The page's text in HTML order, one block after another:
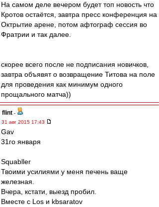
На самом деле вечером будет топ новость что
Кротов остаётся, завтра пресс конференция на
Октрытие арене, потом афтограф сессия во
Фратрии и так далее.
скорее всего после не подписания новичков,
завтра объявят о возвращение Титова на поле
для проведения как минимум одного
прощального матча))
flint -
31 авг 2015 17:43
Gav
31го января
Squabller
Твоими усилиями у меня печень ваще
железная.
Вчера, кстати, выезд пробил.
Вместе с Los и kbsaratov